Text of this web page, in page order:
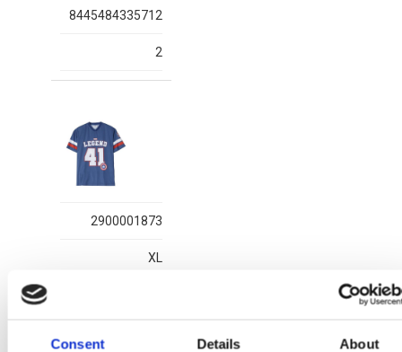
Consent Details About
8445484335712
2
2900001873
XL